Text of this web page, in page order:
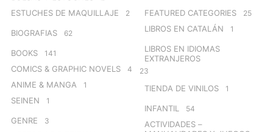
ESTUCHES DE MAQUILLAJE 2
BIOGRAFIAS 62
BOOKS 141
COMICS & GRAPHIC NOVELS 4
ANIME & MANGA 1
SEINEN 1
GENRE 3
FEATURED CATEGORIES 25
LIBROS EN CATALÁN 1
LIBROS EN IDIOMAS
EXTRANJEROS
23
TIENDA DE VINILOS 1
INFANTIL 54
ACTIVIDADES –